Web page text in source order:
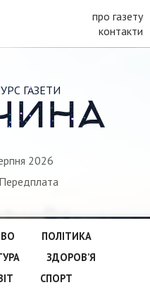
про газету
контакти
ГАЗЕТИ
2026
Передплата
ПОЛІТИКА
ЗДОРОВ’Я
СПОРТ